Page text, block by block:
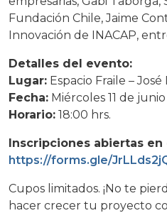
Fundación Chile, Jaime
Innovación de INACAP,
Detalles del evento:
Lugar: Espacio Fraile –
Fecha: Miércoles 11 de junio
Horario: 18:00 hrs.
Inscripciones abiertas
https://forms.gle/
Cupos limitados. ¡No te
hacer crecer tu proyecto